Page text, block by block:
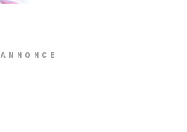
ANNONCE